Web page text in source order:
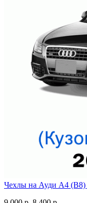
Чехлы на Ауди А4 (В8)